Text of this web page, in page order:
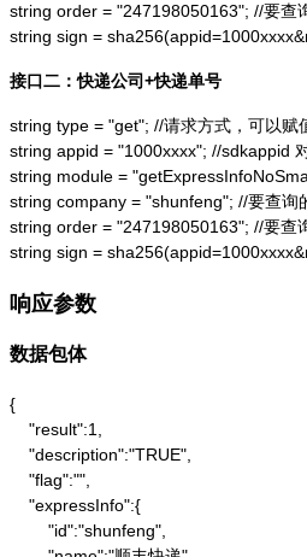
string order = "247198050163"; //要查
string sign =
接口二：快递公司+快递单号
string type = "get"; //请求方式，可以赋
string appid = "1000xxxx"; //sdkappid
string module =
string company = "shunfeng"; //要查询
string order = "247198050163"; //要查
string sign =
响应参数
数据包体
{
    "result":1,
    "description":"TRUE",
    "flag":"",
    "expressInfo":{
        "id":"shunfeng",